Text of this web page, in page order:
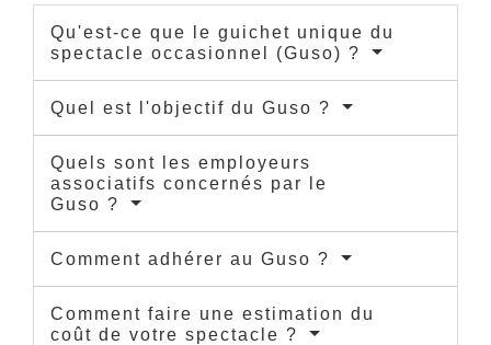
Qu'est-ce que le guichet unique du
spectacle occasionnel (Guso) ?
Quel est l'objectif du Guso ?
Quels sont les employeurs
associatifs concernés par le
Guso ?
Comment adhérer au Guso ?
Comment faire une estimation du
coût de votre spectacle ?